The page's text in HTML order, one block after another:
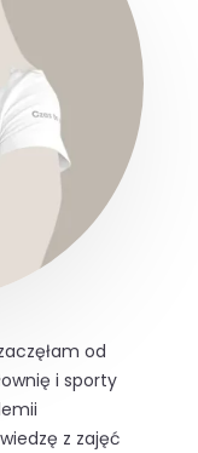
od
i sporty
z zajęć